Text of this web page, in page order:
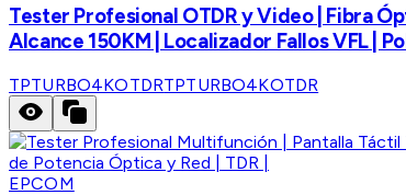
Tester Profesional OTDR y Video | Fibra
Alcance 150KM | Localizador Fallos VFL |
TPTURBO4KOTDRTPTURBO4KOTDR
EPCOM